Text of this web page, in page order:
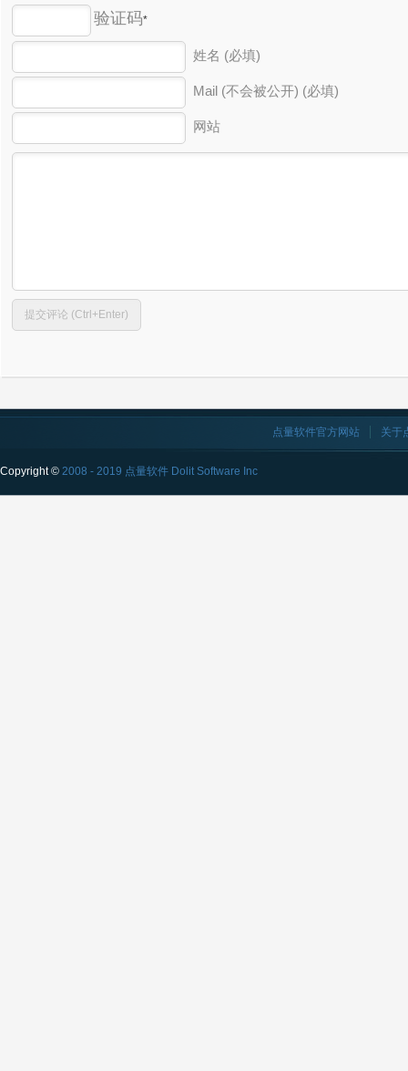
验证码*
姓名 (必填)
Mail (不会被公开) (必填)
网站
点量软件官方网站 关于
Copyright © 2008 - 2019 点量软件 Dolit Software Inc